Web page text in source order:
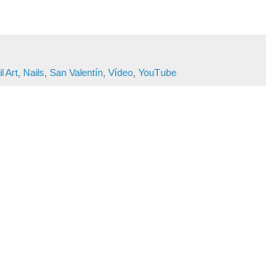
Art Nails San Valentín Vídeo YouTube